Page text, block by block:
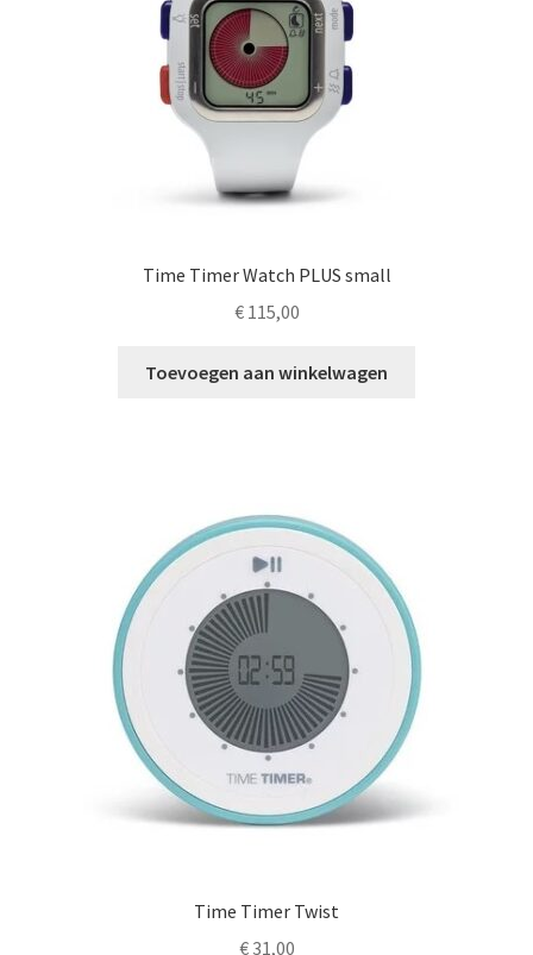
Time Timer Watch PLUS small
€115,00
Toevoegen aan winkelwagen
Time Timer Twist
€31,00